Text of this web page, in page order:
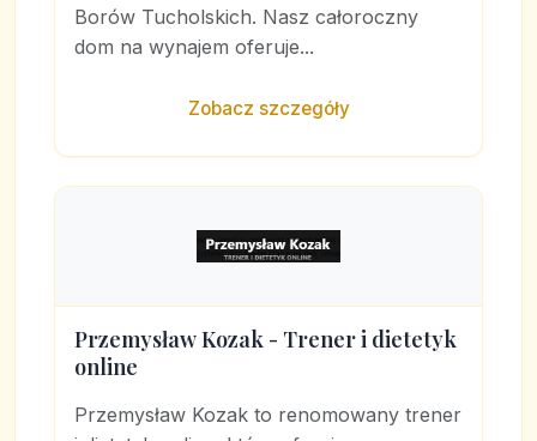
Borów Tucholskich. Nasz całoroczny
dom na wynajem oferuje...
Zobacz szczegóły
Przemysław Kozak - Trener i dietetyk
online
Przemysław Kozak to renomowany trener